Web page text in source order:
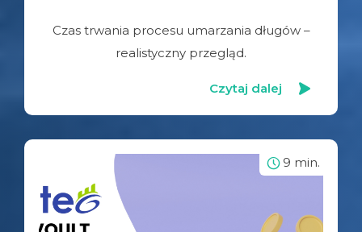
Czas trwania procesu umarzania długów –
realistyczny przegląd.
Czytaj dalej
9 min.